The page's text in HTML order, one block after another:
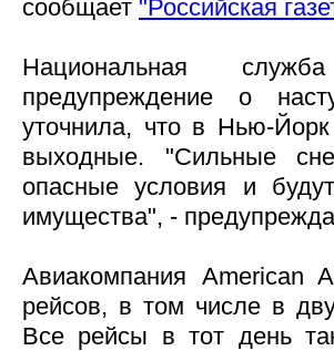
сообщает "Российская
Национальная
предупреждение о
уточнила, что в Нью-
выходные. "Сильные
опасные условия и
имущества", -
Авиакомпания American
рейсов, в том числе в
Все рейсы в тот день